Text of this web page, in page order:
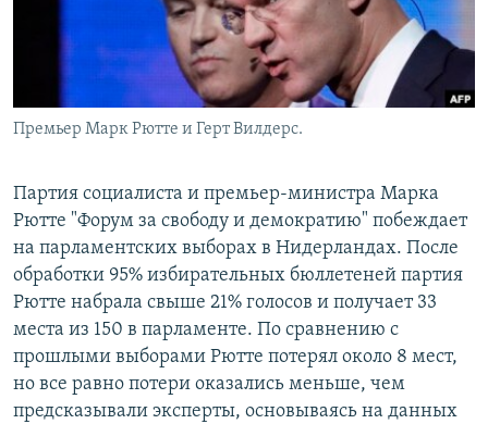
Премьер Марк Рютте и Герт Вилдерс.
Партия социалиста и премьер-министра Марка
Рютте "Форум за свободу и демократию" побеждает
на парламентских выборах в Нидерландах. После
обработки 95% избирательных бюллетеней партия
Рютте набрала свыше 21% голосов и получает 33
места из 150 в парламенте. По сравнению с
прошлыми выборами Рютте потерял около 8 мест,
но все равно потери оказались меньше, чем
предсказывали эксперты, основываясь на данных